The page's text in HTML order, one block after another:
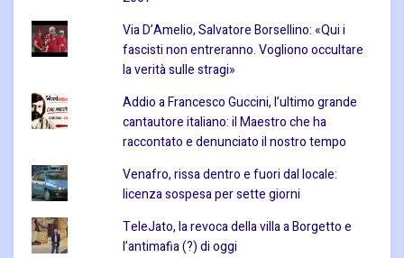
Via D’Amelio, Salvatore Borsellino: «Qui i
fascisti non entreranno. Vogliono occultare
la verità sulle stragi»
Addio a Francesco Guccini, l’ultimo grande
cantautore italiano: il Maestro che ha
raccontato e denunciato il nostro tempo
Venafro, rissa dentro e fuori dal locale:
licenza sospesa per sette giorni
TeleJato, la revoca della villa a Borgetto e
l’antimafia (?) di oggi